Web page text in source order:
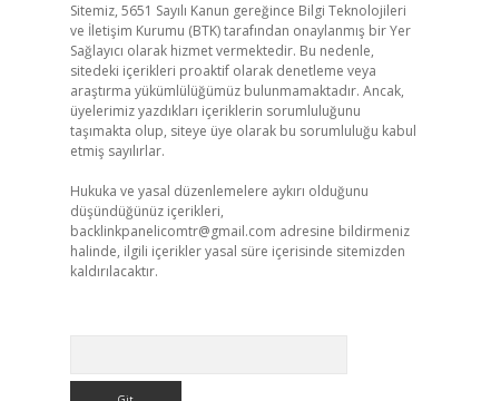
Sitemiz, 5651 Sayılı Kanun gereğince Bilgi Teknolojileri
ve İletişim Kurumu (BTK) tarafından onaylanmış bir Yer
Sağlayıcı olarak hizmet vermektedir. Bu nedenle,
sitedeki içerikleri proaktif olarak denetleme veya
araştırma yükümlülüğümüz bulunmamaktadır. Ancak,
üyelerimiz yazdıkları içeriklerin sorumluluğunu
taşımakta olup, siteye üye olarak bu sorumluluğu kabul
etmiş sayılırlar.
Hukuka ve yasal düzenlemelere aykırı olduğunu
düşündüğünüz içerikleri,
backlinkpanelicomtr@gmail.com adresine bildirmeniz
halinde, ilgili içerikler yasal süre içerisinde sitemizden
kaldırılacaktır.